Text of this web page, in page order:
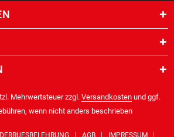
Mehrwertsteuer zzgl. Versandkostenund ggf.
wenn nicht anders beschrieben
AGB IMPRESSUM